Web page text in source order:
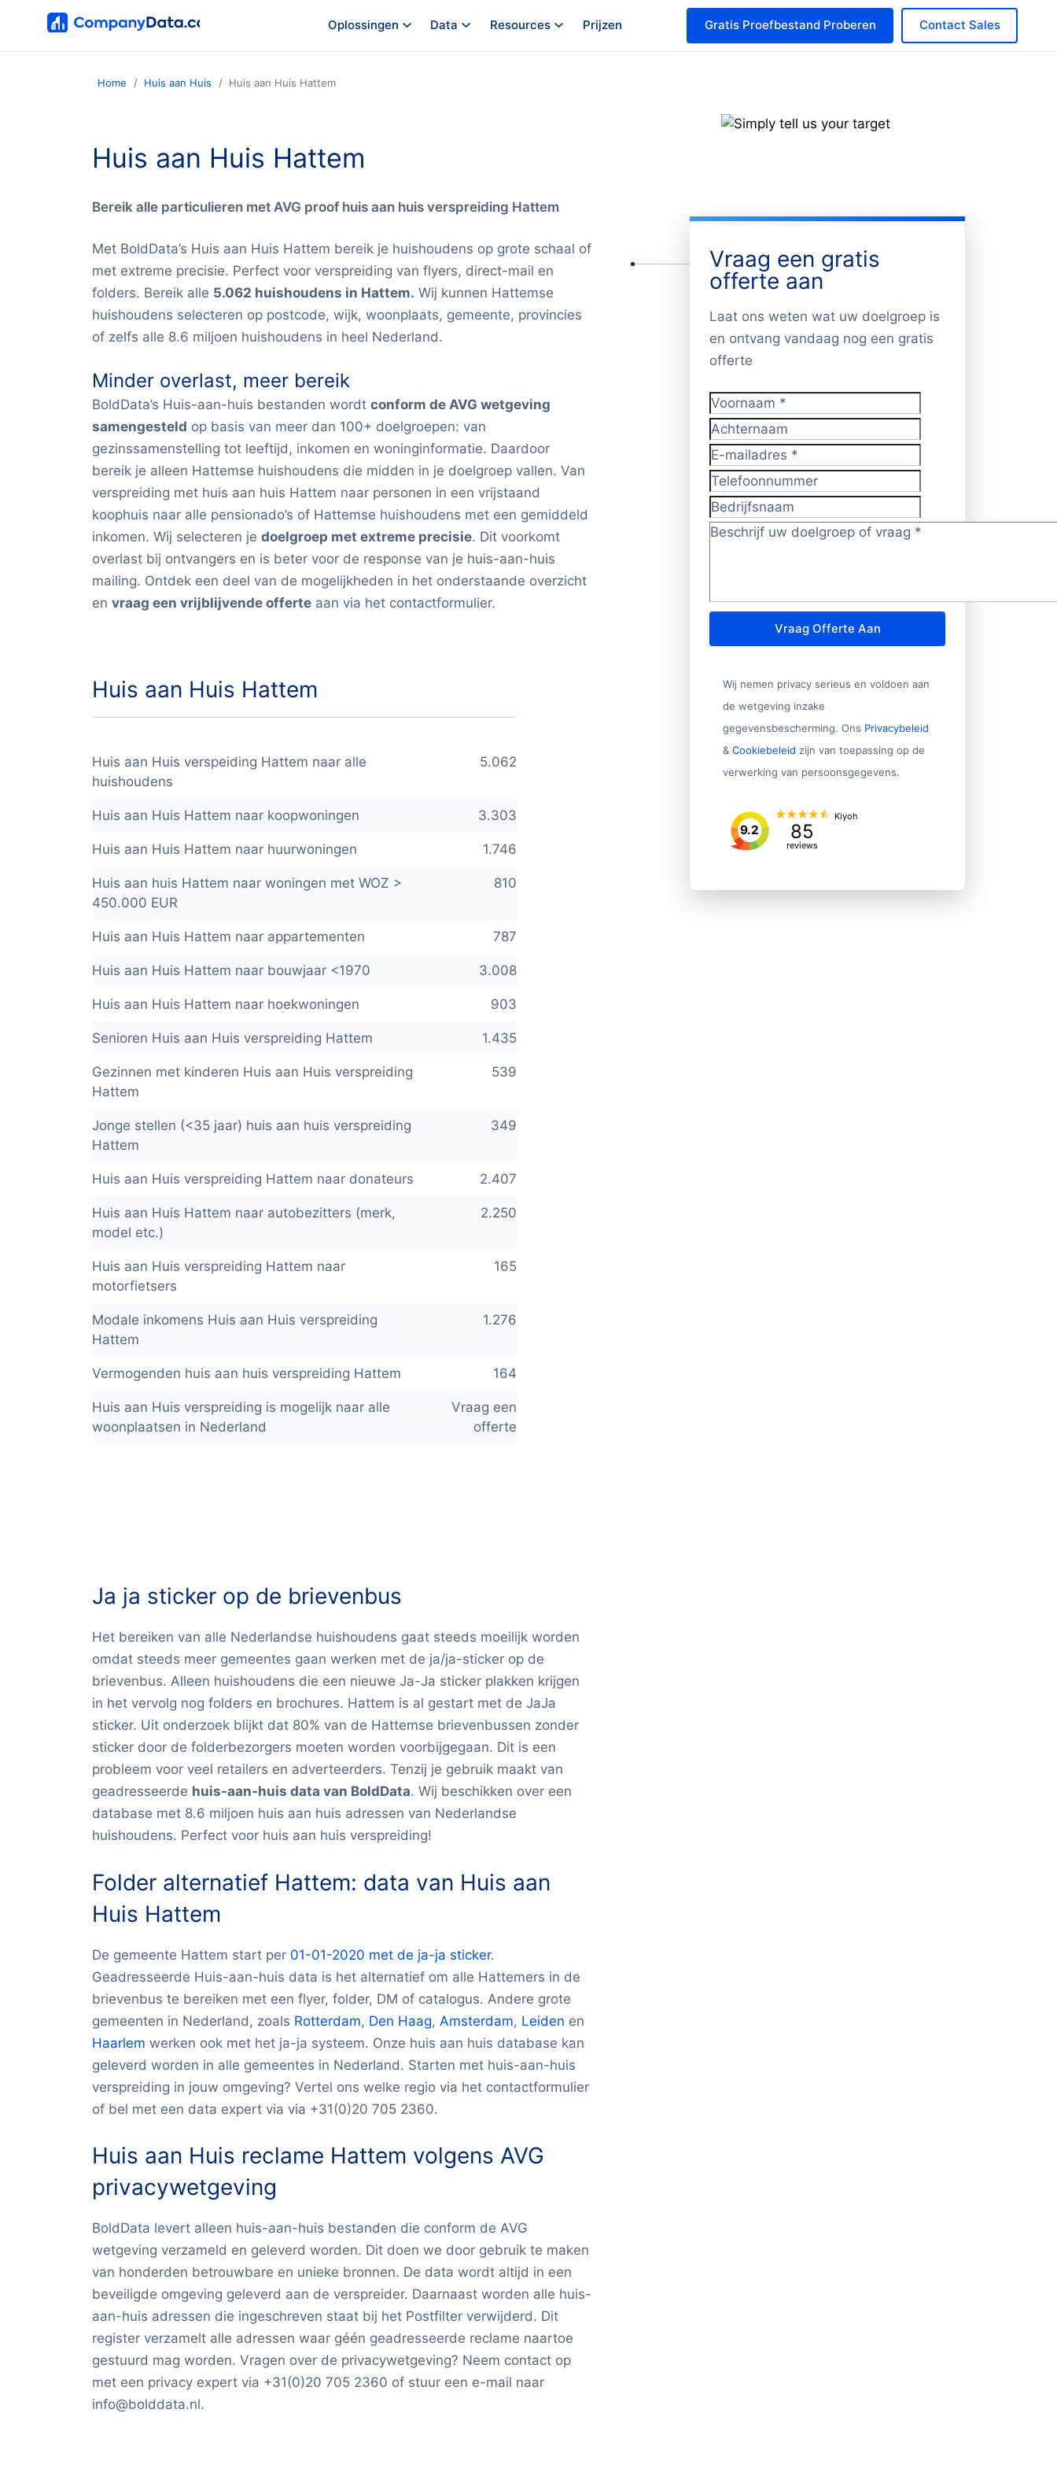
Oplossingen Data Resources Prijzen Contact Sales
Gratis Proefbestand Proberen
Home Huis aan Huis Huis aan Huis Hattem
Huis aan Huis Hattem
Bereik alle particulieren met AVG proof huis aan huis verspreiding Hattem
Vraag een gratis
offerte aan
Laat ons weten wat uw doelgroep is
en ontvang vandaag nog een gratis
offerte
Voornaam*
Achternaam
E-mailadres*
Telefoonnummer
Bedrijfsnaam
Doelgroep/vraag?
*
Vraag Offerte Aan
Wij nemen privacy serieus en voldoen aan
de wetgeving inzake
gegevensbescherming. Ons Privacybeleid
& Cookiebeleid zijn van toepassing op de
verwerking van persoonsgegevens.
9.2 85
reviews
Kiyoh
Met BoldData’s Huis aan Huis Hattem bereik je huishoudens op grote schaal of
met extreme precisie. Perfect voor verspreiding van flyers, direct-mail en
folders. Bereik alle 5.062 huishoudens in Hattem. Wij kunnen Hattemse
huishoudens selecteren op postcode, wijk, woonplaats, gemeente, provincies
of zelfs alle 8.6 miljoen huishoudens in heel Nederland.
Minder overlast, meer bereik
BoldData’s Huis-aan-huis bestanden wordt conform de AVG wetgeving
samengesteld op basis van meer dan 100+ doelgroepen: van
gezinssamenstelling tot leeftijd, inkomen en woninginformatie. Daardoor
bereik je alleen Hattemse huishoudens die midden in je doelgroep vallen. Van
verspreiding met huis aan huis Hattem naar personen in een vrijstaand
koophuis naar alle pensionado’s of Hattemse huishoudens met een gemiddeld
inkomen. Wij selecteren je doelgroep met extreme precisie. Dit voorkomt
overlast bij ontvangers en is beter voor de response van je huis-aan-huis
mailing. Ontdek een deel van de mogelijkheden in het onderstaande overzicht
en vraag een vrijblijvende offerte aan via het contactformulier.
Huis aan Huis Hattem
Huis aan Huis verspeiding Hattem naar alle
huishoudens
5.062
Huis aan Huis Hattem naar koopwoningen 3.303
Huis aan Huis Hattem naar huurwoningen 1.746
Huis aan huis Hattem naar woningen met WOZ >
450.000 EUR
810
Huis aan Huis Hattem naar appartementen 787
Huis aan Huis Hattem naar bouwjaar <1970 3.008
Huis aan Huis Hattem naar hoekwoningen 903
Senioren Huis aan Huis verspreiding Hattem 1.435
Gezinnen met kinderen Huis aan Huis verspreiding
Hattem
539
Jonge stellen (<35 jaar) huis aan huis verspreiding
Hattem
349
Huis aan Huis verspreiding Hattem naar donateurs 2.407
Huis aan Huis Hattem naar autobezitters (merk,
model etc.)
2.250
Huis aan Huis verspreiding Hattem naar
motorfietsers
165
Modale inkomens Huis aan Huis verspreiding
Hattem
1.276
Vermogenden huis aan huis verspreiding Hattem 164
Huis aan Huis verspreiding is mogelijk naar alle
woonplaatsen in Nederland
Vraag een
offerte
Ja ja sticker op de brievenbus
Het bereiken van alle Nederlandse huishoudens gaat steeds moeilijk worden
omdat steeds meer gemeentes gaan werken met de ja/ja-sticker op de
brievenbus. Alleen huishoudens die een nieuwe Ja-Ja sticker plakken krijgen
in het vervolg nog folders en brochures. Hattem is al gestart met de JaJa
sticker. Uit onderzoek blijkt dat 80% van de Hattemse brievenbussen zonder
sticker door de folderbezorgers moeten worden voorbijgegaan. Dit is een
probleem voor veel retailers en adverteerders. Tenzij je gebruik maakt van
geadresseerde huis-aan-huis data van BoldData. Wij beschikken over een
database met 8.6 miljoen huis aan huis adressen van Nederlandse
huishoudens. Perfect voor huis aan huis verspreiding!
Folder alternatief Hattem: data van Huis aan
Huis Hattem
De gemeente Hattem start per 01-01-2020 met de ja-ja sticker.
Geadresseerde Huis-aan-huis data is het alternatief om alle Hattemers in de
brievenbus te bereiken met een flyer, folder, DM of catalogus. Andere grote
gemeenten in Nederland, zoals Rotterdam, Den Haag, Amsterdam, Leiden en
Haarlem werken ook met het ja-ja systeem. Onze huis aan huis database kan
geleverd worden in alle gemeentes in Nederland. Starten met huis-aan-huis
verspreiding in jouw omgeving? Vertel ons welke regio via het contactformulier
of bel met een data expert via via +31(0)20 705 2360.
Huis aan Huis reclame Hattem volgens AVG
privacywetgeving
BoldData levert alleen huis-aan-huis bestanden die conform de AVG
wetgeving verzameld en geleverd worden. Dit doen we door gebruik te maken
van honderden betrouwbare en unieke bronnen. De data wordt altijd in een
beveiligde omgeving geleverd aan de verspreider. Daarnaast worden alle huis-
aan-huis adressen die ingeschreven staat bij het Postfilter verwijderd. Dit
register verzamelt alle adressen waar géén geadresseerde reclame naartoe
gestuurd mag worden. Vragen over de privacywetgeving? Neem contact op
met een privacy expert via +31(0)20 705 2360 of stuur een e-mail naar
info@bolddata.nl.